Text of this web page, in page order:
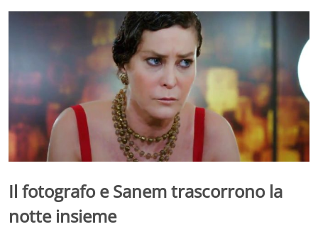
Il fotografo e Sanem trascorrono la
notte insieme